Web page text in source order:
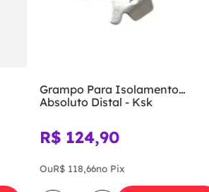
Grampo Para Isolamento
Absoluto Distal - Ksk
R$ 124,90
OuR$ 118,66no Pix